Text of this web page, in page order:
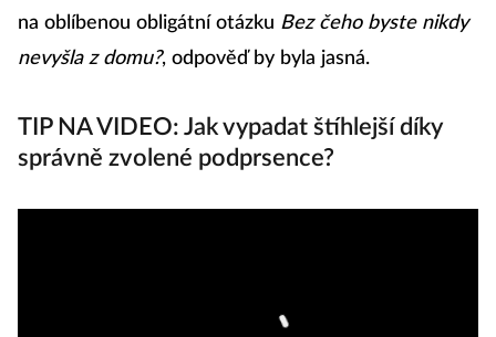
na oblíbenou obligátní otázku Bez čeho byste nikdy
nevyšla z domu?, odpověď by byla jasná.
TIP NA VIDEO: Jak vypadat štíhlejší díky
správně zvolené podprsence?